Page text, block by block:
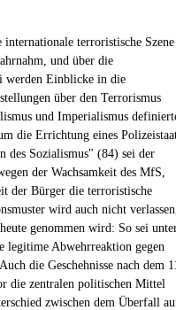
terroristische Szene
und über die
werden Einblicke in die
über den Terrorismus
und Imperialismus
die Errichtung eines
des Sozialismus" (84) sei der
der Wachsamkeit des MfS,
der Bürger die terroristische
wird auch nicht
genommen wird: So sei
legitime Abwehrreaktion gegen
die Geschehnisse nach dem
die zentralen politischen Mittel
zwischen dem Überfall